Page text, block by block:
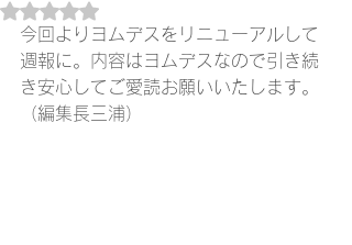
5つ星のうちNaNと評価されています。
今回よりヨムデスをリニューアルして
週報に。内容はヨムデスなので引き続
き安心してご愛読お願いいたします。
（編集長三浦）